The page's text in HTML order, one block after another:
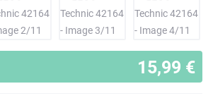
15,99 €